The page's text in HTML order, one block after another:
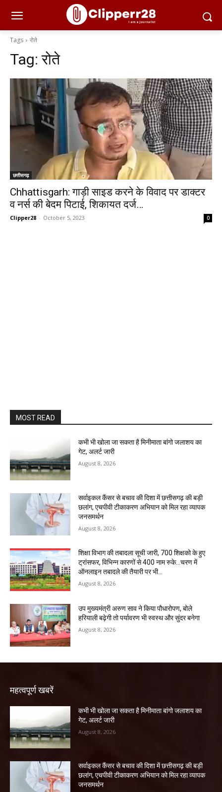
Tags रोते
Tag:रोते
छत्तीसगढ़
Chhattisgarh: गाड़ी साइड करने के विवाद पर डाक्टर
व नर्स की बेदम पिटाई, शिकायत दर्ज…
Clipper28 - October 5, 2023 0
MOST READ
कभी भी खोला जा सकता है मिनीमाता बांगो जलाशय का
गेट, अलर्ट जारी
August 8, 2026
सर्वाइकल कैंसर से बचाव की दिशा में छत्तीसगढ़ की बड़ी
छलांग, एचपीवी टीकाकरण अभियान को मिल रहा व्यापक
जनसमर्थन
August 8, 2026
शिक्षा विभाग की तबादला सूची जारी, 700 शिक्षको के हुए
ट्रांसफर, विभिन्न कारणों से 400 नाम रुके…चरण में
ऑनलाइन तबादले की तैयारी पर भी...
August 8, 2026
उप मुख्यमंत्री अरुण साव ने किया पौधारोपण, बोले
हरियाली बढ़ेगी तो पर्यावरण भी स्वस्थ और सुंदर बनेगा
August 8, 2026
महत्वपूर्ण खबरें
कभी भी खोला जा सकता है मिनीमाता बांगो जलाशय का
गेट, अलर्ट जारी
August 8, 2026
सर्वाइकल कैंसर से बचाव की दिशा में छत्तीसगढ़ की बड़ी
छलांग, एचपीवी टीकाकरण अभियान को मिल रहा व्यापक
जनसमर्थन